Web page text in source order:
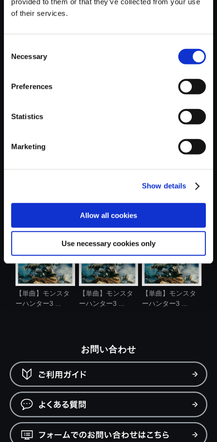
of their services.
Selection
Necessary
Preferences
Statistics
Marketing
Show details
Allow all cookies
Use necessary cookies only
ラック シークレットトラック1
おすすめ商品
【単曲】モンスタ
ーハンター3 ...
【単曲】モンスタ
ーハンター3 ...
【単曲】モンスタ
ーハンター3 ...
お問い合わせ